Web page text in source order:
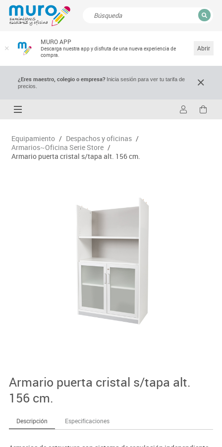
MURO APP
Descarga nuestra app y disfruta de una nueva experiencia de
compra.
Abrir
¿Eres maestro, colegio o empresa?Inicia sesión para ver tu tarifa de
precios.
Equipamiento / Despachos y oficinas /
Armarios~Oficina Serie Store /
Armario puerta cristal s/tapa alt. 156 cm.
Armario puerta cristal s/tapa alt.
156 cm.
Descripción Especificaciones